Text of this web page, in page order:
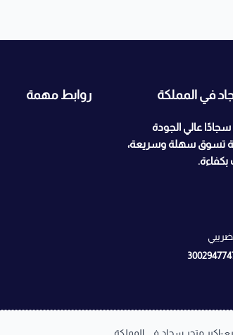
في المملكة
عالي الجودة
تسوق سهلة وسريعة،
بكفاءة.
روابط مهمة